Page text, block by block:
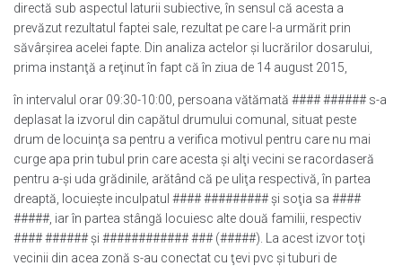
directă sub aspectul laturii subiective, în sensul că acesta a
prevăzut rezultatul faptei sale, rezultat pe care l-a urmărit prin
săvârşirea acelei fapte. Din analiza actelor şi lucrărilor dosarului,
prima instanţă a reţinut în fapt că în ziua de 14 august 2015,
în intervalul orar 09:30-10:00, persoana vătămată #### ###### s-a
deplasat la izvorul din capătul drumului comunal, situat peste
drum de locuinţa sa pentru a verifica motivul pentru care nu mai
curge apa prin tubul prin care acesta şi alţi vecini se racordaseră
pentru a-şi uda grădinile, arătând că pe uliţa respectivă, în partea
dreaptă, locuieşte inculpatul #### ######### şi soţia sa ####
#####, iar în partea stângă locuiesc alte două familii, respectiv
#### ###### şi ############ ### (#####). La acest izvor toţi
vecinii din acea zonă s-au conectat cu ţevi pvc şi tuburi de